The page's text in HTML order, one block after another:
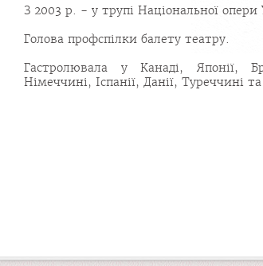
З 2003 р. - у трупі Національної опери
Голова профспілки балету театру.
Гастролювала у Канаді, Японії,
Німеччині, Іспанії, Данії, Туреччині